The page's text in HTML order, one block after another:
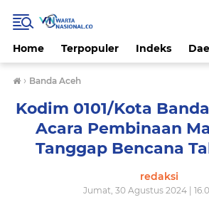
Home Terpopuler Indeks
› Banda Aceh
Kodim 0101/Kota
Acara Pembinaan
Tanggap Bencana
redaksi
Jumat, 30 Agustus 2024 |